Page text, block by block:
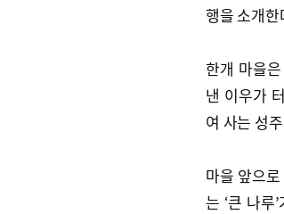
행을 소개한
한개 마을
낸 이우가
여 사는 성
마을 앞으로
는 ‘큰 나루